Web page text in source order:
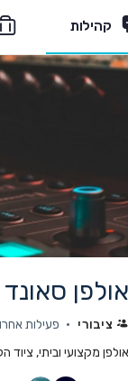
קהילות
הצוות שלנו
אולפן סאונד
ציבורי
פעילות אחרונה:
אולפן מקצועי וביתי,